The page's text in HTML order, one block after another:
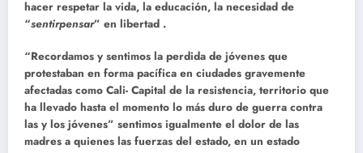
hacer respetar la vida, la educación, la necesidad de
“sentirpensar” en libertad .
“Recordamos y sentimos la perdida de jóvenes que
protestaban en forma pacífica en ciudades gravemente
afectadas como Cali- Capital de la resistencia, territorio que
ha llevado hasta el momento lo más duro de guerra contra
las y los jóvenes” sentimos igualmente el dolor de las
madres a quienes las fuerzas del estado, en un estado